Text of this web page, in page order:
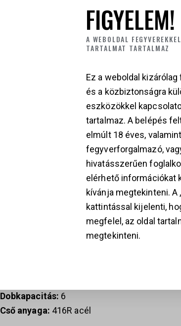
Elérhető kiszerelések:
DLC bevonat
.357 Magnum
Dobkapacitás: 6
Cső anyaga: 416R acél
FIGYELEM!
A WEBOLDAL
TARTALMAT TARTALMAZ
Ez a weboldal
és a közbiztonságra
eszközökkel
tartalmaz. A belépés
elmúlt 18 éves,
fegyverforgalmazó,
hivatásszerűen
elérhető információkat
kívánja megtekinteni. A
kattintással kijelenti,
megfelel, az oldal
megtekinteni.